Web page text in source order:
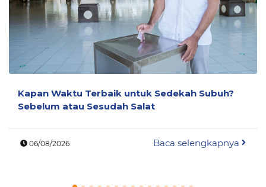
Kapan Waktu Terbaik untuk Sedekah Subuh?
Sebelum atau Sesudah Salat
06/08/2026 Baca selengkapnya